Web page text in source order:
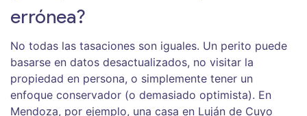
errónea?
No todas las tasaciones son iguales. Un perito puede
basarse en datos desactualizados, no visitar la
propiedad en persona, o simplemente tener un
enfoque conservador (o demasiado optimista). En
Mendoza, por ejemplo, una casa en Luján de Cuyo